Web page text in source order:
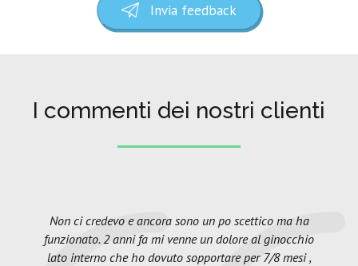
Invia feedback
I commenti dei nostri clienti
Non ci credevo e ancora sono un po scettico ma ha
funzionato. 2 anni fa mi venne un dolore al ginocchio
lato interno che ho dovuto sopportare per 7/8 mesi ,